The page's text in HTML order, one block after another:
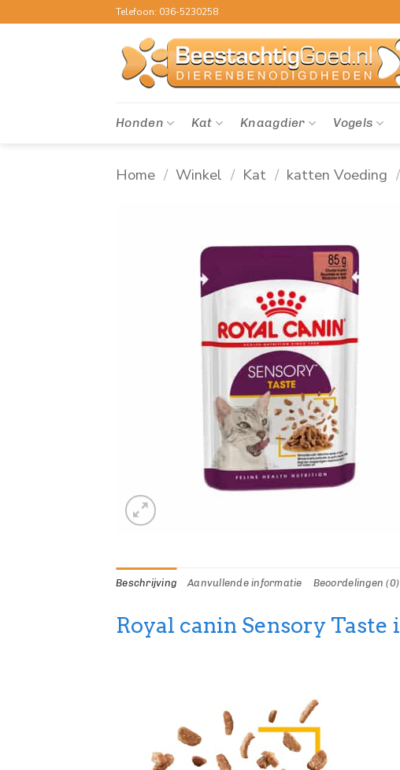
naar
Telefoon: 036-5230258
Honden Kat Knaagdier Vogels
Home / Winkel / Kat / katten Voeding /
Beschrijving Aanvullende informatie Beoordelingen (0)
Royal canin Sensory Taste